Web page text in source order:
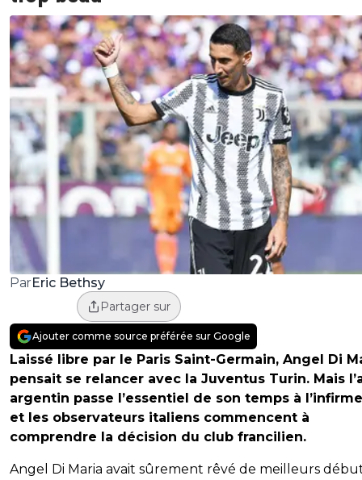
ParEric Bethsy
Partager sur
Ajouter comme source préférée sur Google
Laissé libre par le Paris Saint-Germain, Angel Di
pensait se relancer avec la Juventus Turin. Mais
argentin passe l’essentiel de son temps à
et les observateurs italiens commencent à
comprendre la décision du club francilien.
Angel Di Maria avait sûrement rêvé de meilleurs